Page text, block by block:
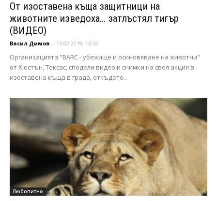
От изоставена къща защитници на
животните изведоха… затлъстял тигър
(ВИДЕО)
Васил Димов - 13.02.2019, 16:52
Организацията "BARC - убежище и осиновяване на животни"
от Хюстън, Тексас, сподели видео и снимки на своя акция в
изоставена къща в града, откъдето...
Любопитно